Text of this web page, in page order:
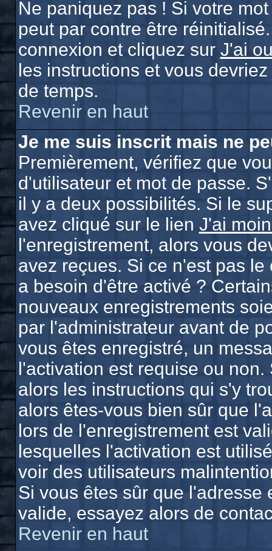
Ne paniquez pas ! Si votre
peut par contre être
connexion et cliquez sur J'ai
les instructions et vous
de temps.
Revenir en haut
Je me suis inscrit mais ne
Premièrement, vérifiez que
d'utilisateur et mot de passe.
il y a deux possibilités. Si le
avez cliqué sur le lien J'ai
l'enregistrement, alors vous
avez reçues. Si ce n'est pas
a besoin d'être activé ?
nouveaux enregistrements
par l'administrateur avant de
vous êtes enregistré, un
l'activation est requise ou
alors les instructions qui s'y
alors êtes-vous bien sûr que
lors de l'enregistrement est
lesquelles l'activation est
voir des utilisateurs
Si vous êtes sûr que l'adresse
valide, essayez alors de
Revenir en haut